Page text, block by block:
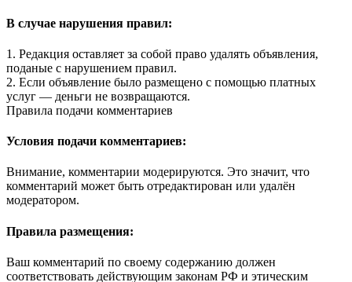
В случае нарушения правил:
1. Редакция оставляет за собой право удалять объявления,
поданые с нарушением правил.
2. Если объявление было размещено с помощью платных
услуг — деньги не возвращаются.
Правила подачи комментариев
Условия подачи комментариев:
Внимание, комментарии модерируются. Это значит, что
комментарий может быть отредактирован или удалён
модератором.
Правила размещения:
Ваш комментарий по своему содержанию должен
соответствовать действующим законам РФ и этическим